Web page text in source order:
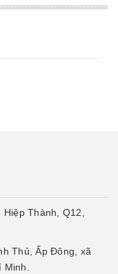
Thành, Q12,
Thủ, Ấp Đông, xã